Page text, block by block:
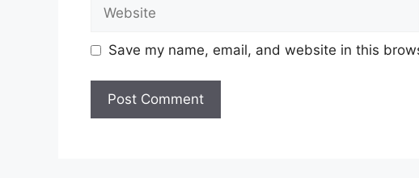
Save my name, email, and website in this